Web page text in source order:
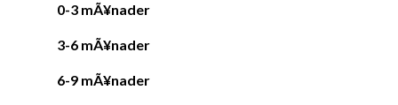
0-3 mÃ¥nader
3-6 mÃ¥nader
6-9 mÃ¥nader